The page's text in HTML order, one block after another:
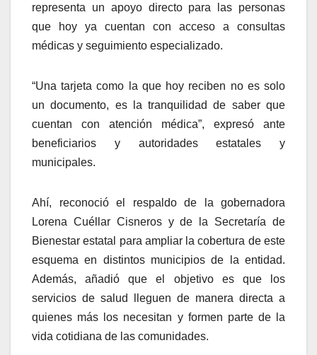
representa un apoyo directo para las personas
que hoy ya cuentan con acceso a consultas
médicas y seguimiento especializado.
“Una tarjeta como la que hoy reciben no es solo
un documento, es la tranquilidad de saber que
cuentan con atención médica”, expresó ante
beneficiarios y autoridades estatales y
municipales.
Ahí, reconoció el respaldo de la gobernadora
Lorena Cuéllar Cisneros y de la Secretaría de
Bienestar estatal para ampliar la cobertura de este
esquema en distintos municipios de la entidad.
Además, añadió que el objetivo es que los
servicios de salud lleguen de manera directa a
quienes más los necesitan y formen parte de la
vida cotidiana de las comunidades.